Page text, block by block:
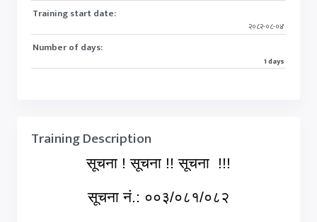
Training start date:
२०८२-०८-०४
Number of days:
1 days
Training Description
सूचना ! सूचना !! सूचना !!!
सूचना नं.: ००३/०८१/०८२